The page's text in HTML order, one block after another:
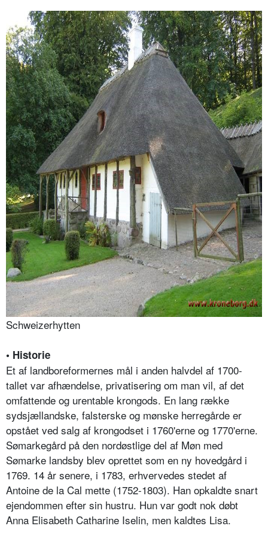
Schweizerhytten
• Historie
Et af landboreformernes mål i anden halvdel af 1700-
tallet var afhændelse, privatisering om man vil, af det
omfattende og urentable krongods. En lang række
sydsjællandske, falsterske og mønske herregårde er
opstået ved salg af krongodset i 1760'erne og 1770'erne.
Sømarkegård på den nordøstlige del af Møn med
Sømarke landsby blev oprettet som en ny hovedgård i
1769. 14 år senere, i 1783, erhvervedes stedet af
Antoine de la Cal mette (1752-1803). Han opkaldte snart
ejendommen efter sin hustru. Hun var godt nok døbt
Anna Elisabeth Catharine Iselin, men kaldtes Lisa.